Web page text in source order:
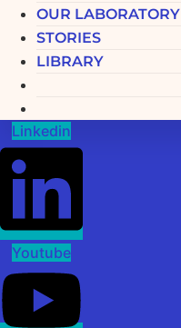
OUR LABORATORY
STORIES
LIBRARY
Linkedin
Youtube